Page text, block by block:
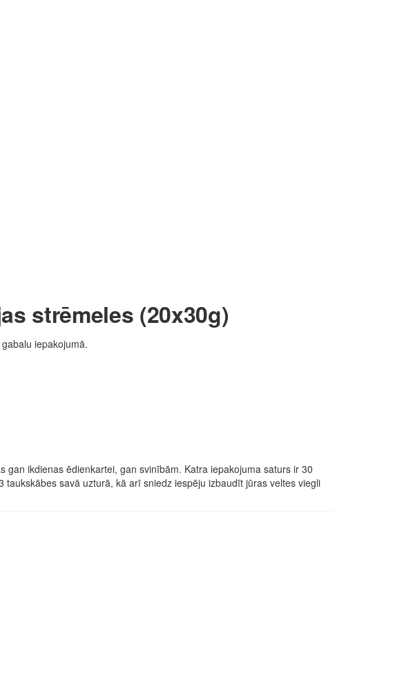
strēmeles (20x30g)
iepakojumā.
ikdienas ēdienkartei, gan svinībām. Katra iepakojuma saturs ir 30
savā uzturā, kā arī sniedz iespēju izbaudīt jūras veltes viegli